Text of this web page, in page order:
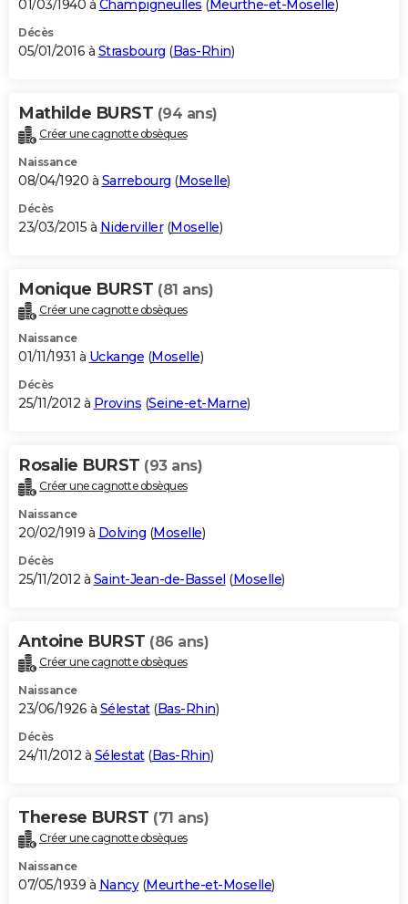
01/03/1940 à Champigneulles ( Meurthe-et-Moselle)
Décès
05/01/2016 à Strasbourg (Bas-Rhin)
Mathilde BURST (94 ans)
Créer une cagnotte obsèques
Naissance
08/04/1920 à Sarrebourg (Moselle)
Décès
23/03/2015 à Niderviller(Moselle)
Monique BURST (81 ans)
Créer une cagnotte obsèques
Naissance
01/11/1931 à Uckange (Moselle)
Décès
25/11/2012 à Provins (Seine-et-Marne)
Rosalie BURST (93 ans)
Créer une cagnotte obsèques
Naissance
20/02/1919 à Dolving (Moselle)
Décès
25/11/2012 à Saint-Jean-de-Bassel (Moselle)
Antoine BURST (86 ans)
Créer une cagnotte obsèques
Naissance
23/06/1926 à Sélestat(Bas-Rhin)
Décès
24/11/2012 à Sélestat(Bas-Rhin)
Therese BURST (71 ans)
Créer une cagnotte obsèques
Naissance
07/05/1939 à Nancy(Meurthe-et-Moselle)